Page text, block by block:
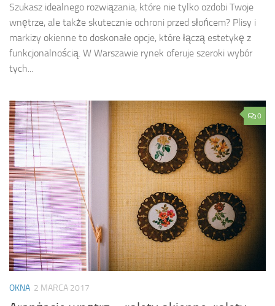
Szukasz idealnego rozwiązania, które nie tylko ozdobi Twoje
wnętrze, ale także skutecznie ochroni przed słońcem? Plisy i
markizy okienne to doskonałe opcje, które łączą estetykę z
funkcjonalnością. W Warszawie rynek oferuje szeroki wybór
tych...
0
OKNA 2 MARCA 2017